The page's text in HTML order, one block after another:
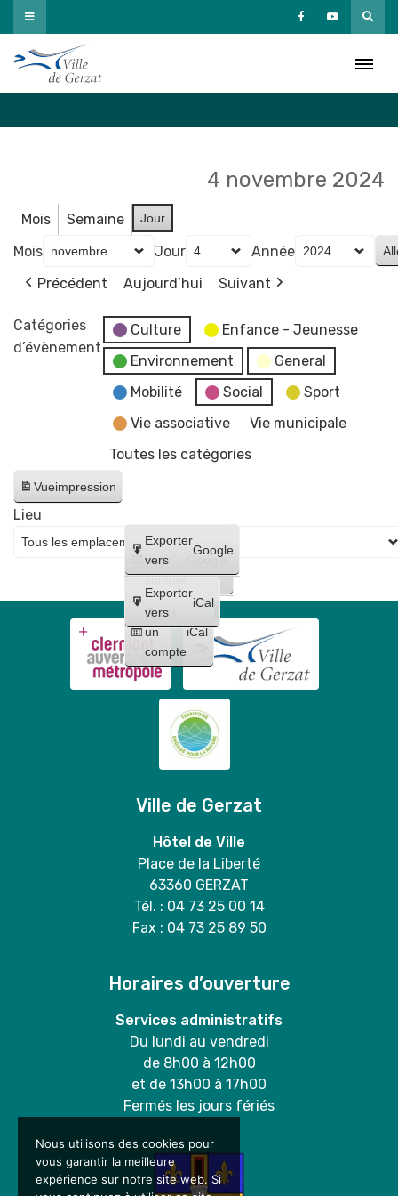
Passer
au
contenu
4 novembre 2024
Mois Semaine Jour
Mois Jour
Année
Précédent
Aujourd’hui Suivant
Catégories
d’évènement
Culture
Enfance - Jeunesse
Environnement
General
Mobilité
Social
Sport
Vie associative
Vie municipale
Toutes les catégories
Vueimpression
Créer
un
compte
Google
Créer
un
compte
iCal
Exporter
vers
Google
Exporter
vers
iCal
Lieu
Ville de Gerzat
Hôtel de Ville
Place de la Liberté
63360 GERZAT
Tél. : 04 73 25 00 14
Fax : 04 73 25 89 50
Horaires d’ouverture
Services administratifs
Du lundi au vendredi
de 8h00 à 12h00
et de 13h00 à 17h00
Fermés les jours fériés
Nous utilisons des cookies pour
vous garantir la meilleure
expérience sur notre site web. Si